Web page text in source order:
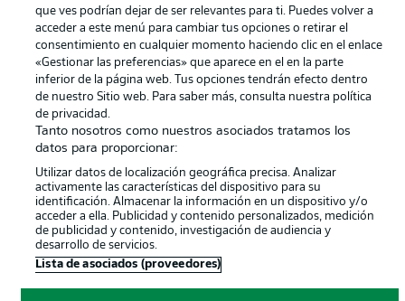
Elegir idioma
Español
que ves podrían dejar de ser relevantes para ti. Puedes volver a
acceder a este menú para cambiar tus opciones o retirar el
consentimiento en cualquier momento haciendo clic en el enlace
«Gestionar las preferencias» que aparece en el en la parte
inferior de la página web. Tus opciones tendrán efecto dentro
de nuestro Sitio web. Para saber más, consulta nuestra política
de privacidad.
Tanto nosotros como nuestros asociados tratamos los
datos para proporcionar:
Utilizar datos de localización geográfica precisa. Analizar
activamente las características del dispositivo para su
identificación. Almacenar la información en un dispositivo y/o
acceder a ella. Publicidad y contenido personalizados, medición
de publicidad y contenido, investigación de audiencia y
desarrollo de servicios.
Lista de asociados (proveedores)